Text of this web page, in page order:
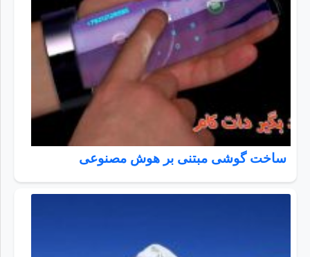
ساخت گوشی مبتنی بر هوش مصنوعی